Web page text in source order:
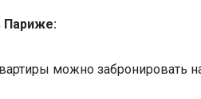
Париже:
можно забронировать